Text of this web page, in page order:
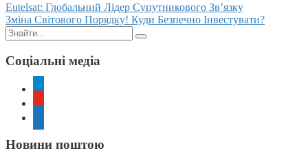
Posts
navigation
Eutelsat: Глобальний Лідер Супутникового Зв’язку
Зміна Світового Порядку! Куди Безпечно Інвестувати?
Пошук:
Соціальні медіа
Новини поштою